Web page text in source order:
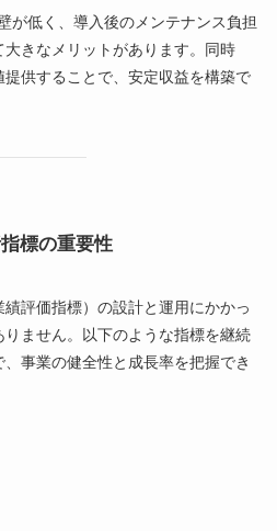
が低く、導入後のメンテナンス負担
きなメリットがあります。同時
供することで、安定収益を構築で
標の重要性
評価指標）の設計と運用にかかっ
ません。以下のような指標を継続
事業の健全性と成長率を把握でき